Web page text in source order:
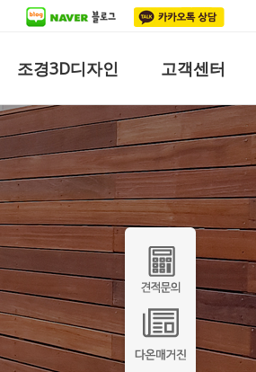
조경3D디자인 고객센터